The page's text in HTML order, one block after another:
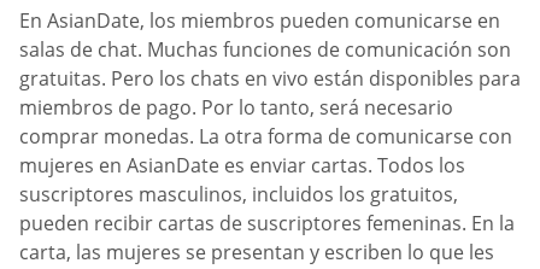
En AsianDate, los miembros pueden comunicarse en
salas de chat. Muchas funciones de comunicación son
gratuitas. Pero los chats en vivo están disponibles para
miembros de pago. Por lo tanto, será necesario
comprar monedas. La otra forma de comunicarse con
mujeres en AsianDate es enviar cartas. Todos los
suscriptores masculinos, incluidos los gratuitos,
pueden recibir cartas de suscriptores femeninas. En la
carta, las mujeres se presentan y escriben lo que les